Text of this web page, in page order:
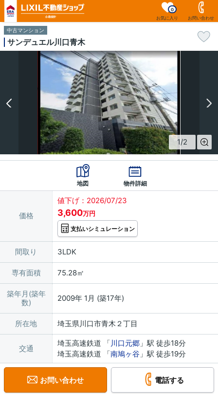
お気に入り
0
お問い合わせ
中古マンション
サンデュエル川口青木
1/2
地図 物件詳細
価格
値下げ：2026/07/23
3,600万円
支払いシミュレーション
間取り 3LDK
専有面積 75.28㎡
築年月(築年
数)
2009年 1月 (築17年)
所在地 埼玉県川口市青木２丁目
交通
埼玉高速鉄道 「川口元郷 」駅 徒歩18分
埼玉高速鉄道 「南鳩ヶ谷 」駅 徒歩19分
お問い合わせ 電話する